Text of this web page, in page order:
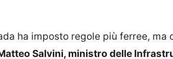
ha imposto regole più ferree, ma
Salvini, ministro delle